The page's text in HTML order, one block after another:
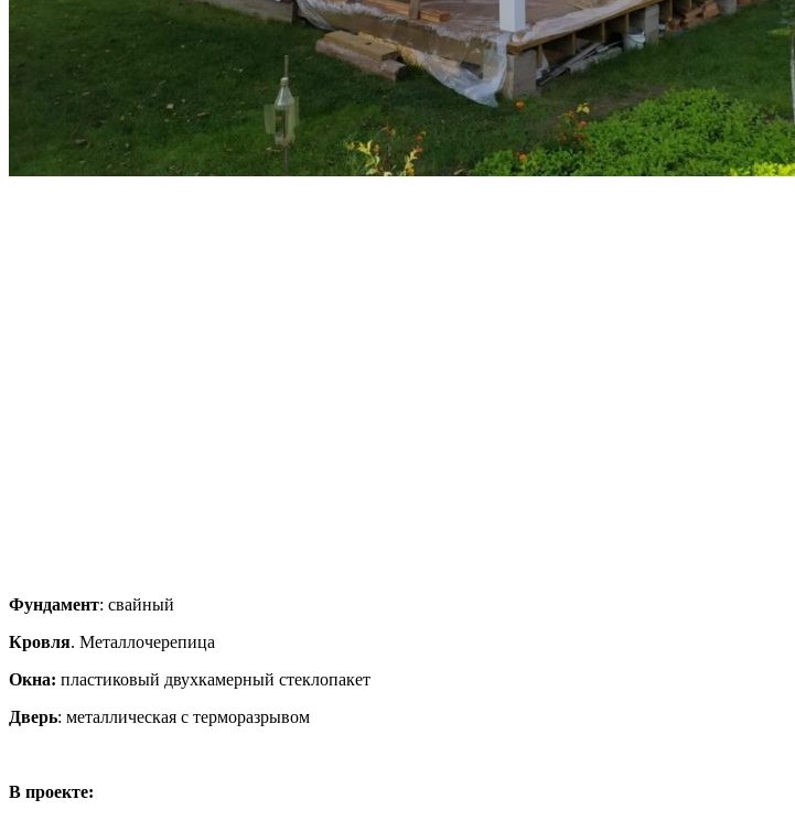
Фундамент: свайный
Кровля. Металлочерепица
Окна: пластиковый двухкамерный стеклопакет
Дверь: металлическая с терморазрывом
В проекте: